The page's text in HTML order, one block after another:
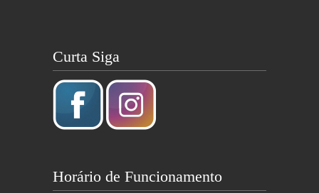
Curta Siga
Horário de Funcionamento